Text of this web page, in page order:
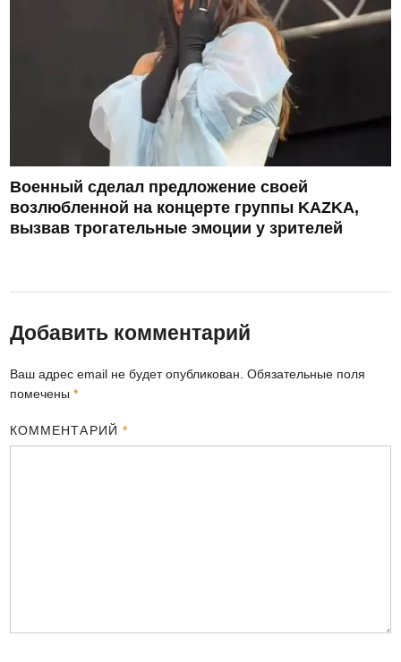
Военный сделал предложение своей
возлюбленной на концерте группы KAZKA,
вызвав трогательные эмоции у зрителей
Добавить комментарий
Ваш адрес email не будет опубликован. Обязательные поля
помечены*
КОММЕНТАРИЙ *